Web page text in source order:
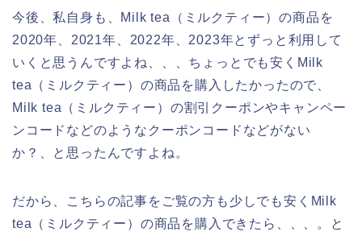
今後、私自身も、Milk tea（ミルクティー）の商品を
2020年、2021年、2022年、2023年とずっと利用して
いくと思うんですよね、、、ちょっとでも安くMilk
tea（ミルクティー）の商品を購入したかったので、
Milk tea（ミルクティー）の割引クーポンやキャンペー
ンコードなどのようなクーポンコードなどがない
か？、と思ったんですよね。
だから、こちらの記事をご覧の方も少しでも安くMilk
tea（ミルクティー）の商品を購入できたら、、、。と